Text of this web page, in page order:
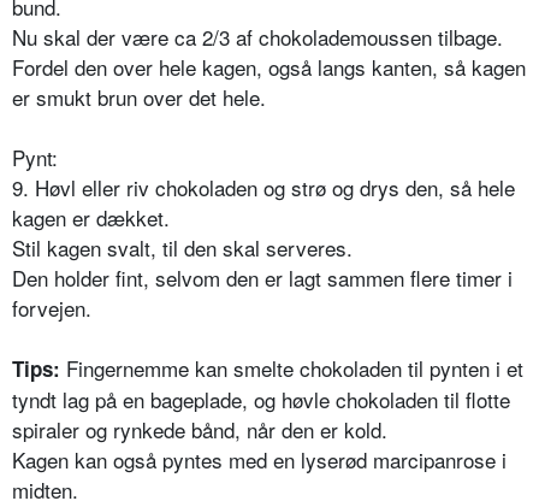
bund.
Nu skal der være ca 2/3 af chokolademoussen tilbage.
Fordel den over hele kagen, også langs kanten, så kagen
er smukt brun over det hele.
Pynt:
9. Høvl eller riv chokoladen og strø og drys den, så hele
kagen er dækket.
Stil kagen svalt, til den skal serveres.
Den holder fint, selvom den er lagt sammen flere timer i
forvejen.
Tips: Fingernemme kan smelte chokoladen til pynten i et
tyndt lag på en bageplade, og høvle chokoladen til flotte
spiraler og rynkede bånd, når den er kold.
Kagen kan også pyntes med en lyserød marcipanrose i
midten.